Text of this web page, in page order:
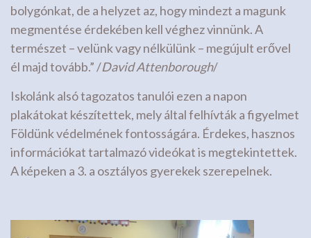
bolygónkat, de a helyzet az, hogy mindezt a magunk
megmentése érdekében kell véghez vinnünk. A
természet – velünk vagy nélkülünk – megújult erővel
él majd tovább.” /David Attenborough/
Iskolánk alsó tagozatos tanulói ezen a napon
plakátokat készítettek, mely által felhívták a figyelmet
Földünk védelmének fontosságára. Érdekes, hasznos
információkat tartalmazó videókat is megtekintettek.
A képeken a 3. a osztályos gyerekek szerepelnek.